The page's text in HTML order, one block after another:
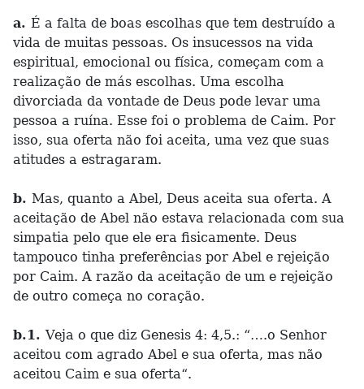
a. É a falta de boas escolhas que tem destruído a
vida de muitas pessoas. Os insucessos na vida
espiritual, emocional ou física, começam com a
realização de más escolhas. Uma escolha
divorciada da vontade de Deus pode levar uma
pessoa a ruína. Esse foi o problema de Caim. Por
isso, sua oferta não foi aceita, uma vez que suas
atitudes a estragaram.
b. Mas, quanto a Abel, Deus aceita sua oferta. A
aceitação de Abel não estava relacionada com sua
simpatia pelo que ele era fisicamente. Deus
tampouco tinha preferências por Abel e rejeição
por Caim. A razão da aceitação de um e rejeição
de outro começa no coração.
b.1.Veja o que diz Genesis 4: 4,5.: “….o Senhor
aceitou com agrado Abel e sua oferta, mas não
aceitou Caim e sua oferta“.